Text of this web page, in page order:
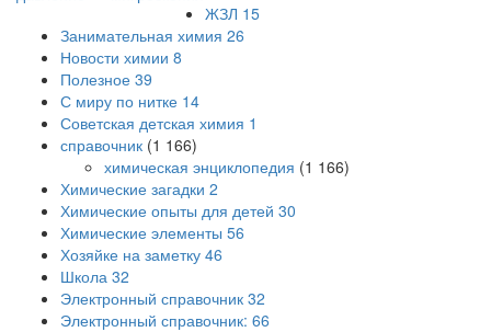
ЖЗЛ 15
Занимательная химия 26
Новости химии 8
Полезное 39
С миру по нитке 14
Советская детская химия 1
справочник (1 166)
химическая энциклопедия (1 166)
Химические загадки 2
Химические опыты для детей 30
Химические элементы 56
Хозяйке на заметку 46
Школа 32
Электронный справочник 32
Электронный справочник: 66